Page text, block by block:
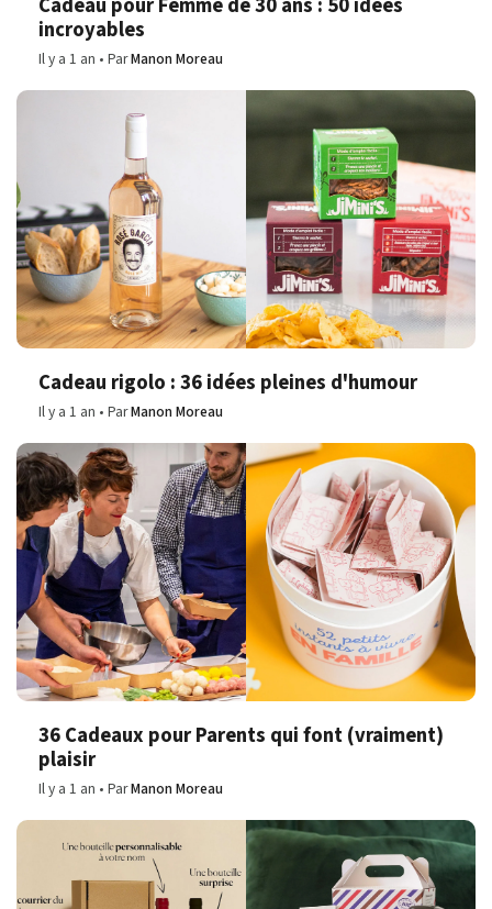
incroyables
Il y a 1 an ParManon Moreau
Cadeau rigolo : 36 idées pleines d'humour
Il y a 1 an ParManon Moreau
36 Cadeaux pour Parents qui font (vraiment)
plaisir
Il y a 1 an ParManon Moreau